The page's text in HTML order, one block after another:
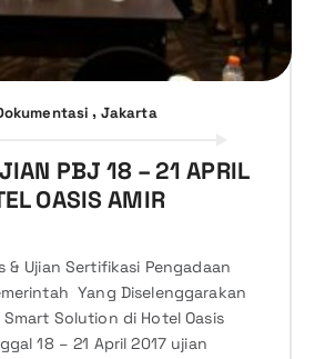
, Jakarta
PBJ 18 – 21 APRIL
OASIS AMIR
& Ujian Sertifikasi Pengadaan
Yang Diselenggarakan
Solution di Hotel Oasis
18 – 21 April 2017 ujian